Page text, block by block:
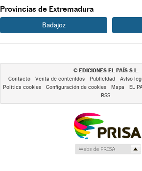
Provincias de Extremadura
Badajoz
© EDICIONES EL PAÍS S.L.
Contacto Venta de contenidos Publicidad Aviso
Política cookies
Configuración de cookies Mapa EL
RSS